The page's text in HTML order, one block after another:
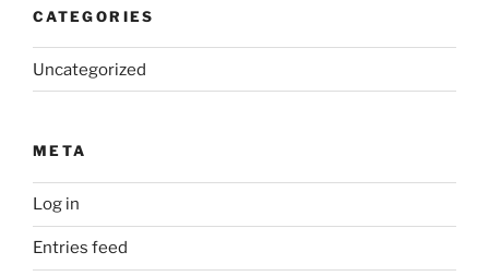
CATEGORIES
Uncategorized
META
Log in
Entries feed